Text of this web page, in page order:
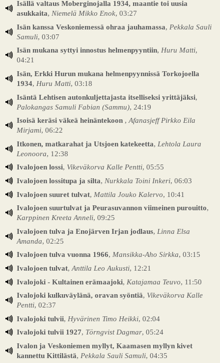
Isällä valtaus Moberginojalla 1934, maantie toi uusia
asukkaita, Niemelä Mikko Enok, 03:27
Isän kanssa Veskoniemessä ohraa jauhamassa, Pekkala Sauli
Samuli, 03:07
Isän mukana syttyi innostus helmenpyyntiin, Huru Matti,
04:21
Isän, Erkki Hurun mukana helmenpyynnissä Torkojoella
1934, Huru Matti, 03:18
Isäntä Lehtisen autonkuljettajasta itselliseksi yrittäjäksi,
Palokangas Samuli Fabian (Sammu), 24:19
Isoisä keräsi väkeä heinäntekoon , Afanasjeff Pirkko Eila
Mirjami, 06:22
Itkonen, matkarahat ja Utsjoen katekeetta, Lehtola Laura
Leonoora, 12:38
Ivalojoen lossi, Vikeväkorva Kalle Pentti, 05:55
Ivalojoen lossitupa ja silta, Nurkkala Toini Inkeri, 06:03
Ivalojoen suuret tulvat, Mattila Jouko Kalervo, 10:41
Ivalojoen suurtulvat ja Peurasuvannon viimeinen purouitto,
Karppinen Kreeta Anneli, 09:25
Ivalojoen tulva ja Enojärven Irjan jodlaus, Linna Elsa
Amanda, 02:25
Ivalojoen tulva vuonna 1966, Mansikka-Aho Sirkka, 03:15
Ivalojoen tulvat, Anttila Leo Aukusti, 12:21
Ivalojoki - Kultainen erämaajoki, Katajamaa Teuvo, 11:50
Ivalojoki kulkuväylänä, oravan syöntiä, Vikeväkorva Kalle
Pentti, 02:37
Ivalojoki tulvii, Hyvärinen Timo Heikki, 02:04
Ivalojoki tulvii 1927, Törngvist Dagmar, 05:24
Ivalon ja Veskoniemen myllyt, Kaamasen myllyn kivet
kannettu Kittilästä, Pekkala Sauli Samuli, 04:35